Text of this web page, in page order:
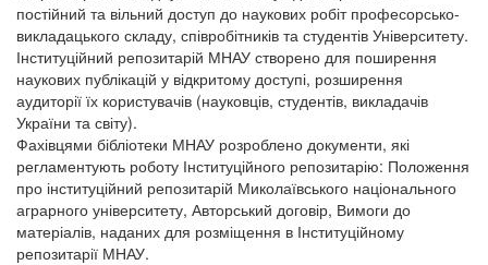
постійний та вільний доступ до наукових робіт професорсько-
викладацького складу, співробітників та студентів Університету.
Інституційний репозитарій МНАУ створено для поширення
наукових публікацій у відкритому доступі, розширення
аудиторії їх користувачів (науковців, студентів, викладачів
України та світу).
Фахівцями бібліотеки МНАУ розроблено документи, які
регламентують роботу Інституційного репозитарію: Положення
про інституційний репозитарій Миколаївського національного
аграрного університету, Авторський договір, Вимоги до
матеріалів, наданих для розміщення в Інституційному
репозитарії МНАУ.